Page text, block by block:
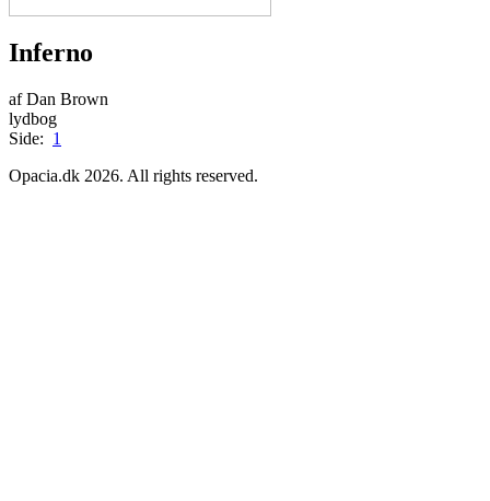
Inferno
af Dan Brown
lydbog
Side: 1
Opacia.dk 2026. All rights reserved.